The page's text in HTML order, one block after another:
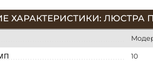
ХАРАКТЕРИСТИКИ: ЛЮСТРА
10